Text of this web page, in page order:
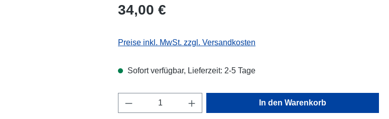
Regulärer Preis:
34,00 €
Preise inkl. MwSt. zzgl. Versandkosten
Sofort verfügbar, Lieferzeit: 2-5 Tage
Produkt Anzahl: Gib den gewünschten Wert ein
In den Warenkorb